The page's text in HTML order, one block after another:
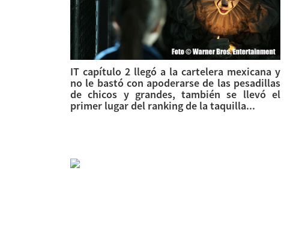
IT capítulo 2 llegó a la cartelera mexicana y
no le bastó con apoderarse de las pesadillas
de chicos y grandes, también se llevó el
primer lugar del ranking de la taquilla...